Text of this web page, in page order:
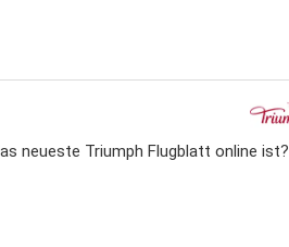
neueste Triumph Flugblatt online ist?